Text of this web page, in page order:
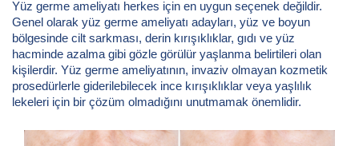
Yüz germe ameliyatı herkes için en uygun seçenek değildir.
Genel olarak yüz germe ameliyatı adayları, yüz ve boyun
bölgesinde cilt sarkması, derin kırışıklıklar, gıdı ve yüz
hacminde azalma gibi gözle görülür yaşlanma belirtileri olan
kişilerdir. Yüz germe ameliyatının, invaziv olmayan kozmetik
prosedürlerle giderilebilecek ince kırışıklıklar veya yaşlılık
lekeleri için bir çözüm olmadığını unutmamak önemlidir.